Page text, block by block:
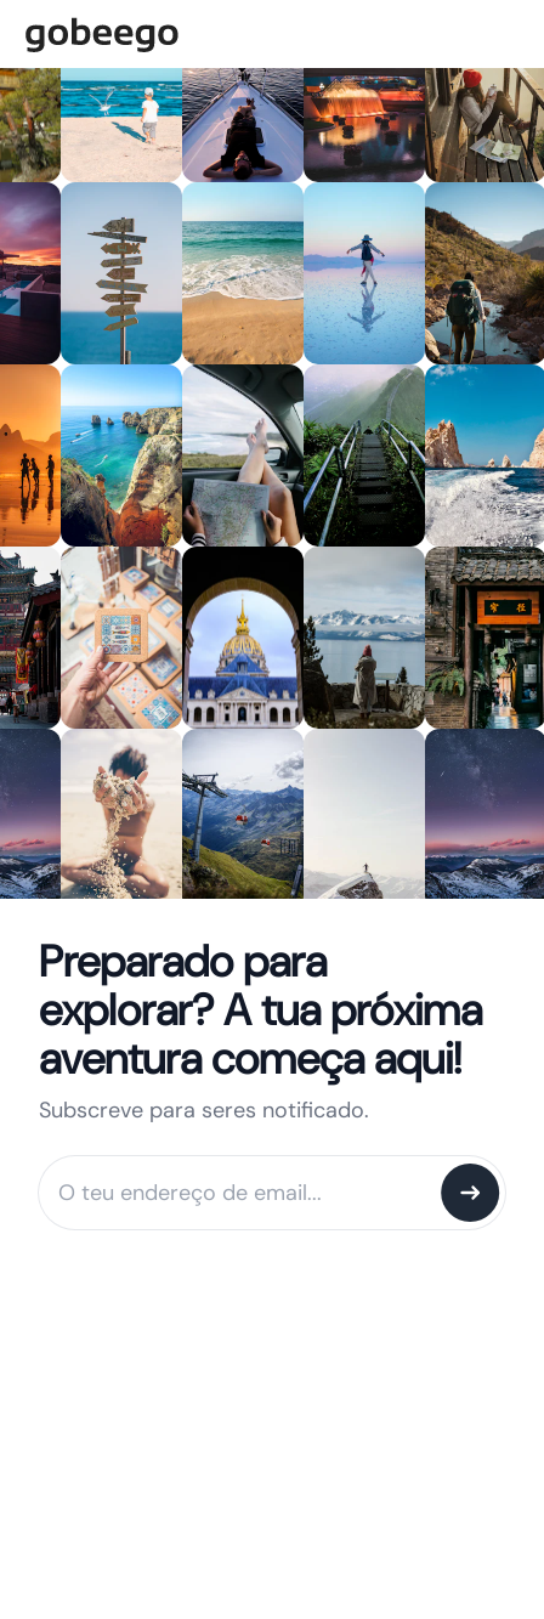
Preparado para
explorar? A tua próxima
aventura começa aqui!
Subscreve para seres notificado.
Notify me